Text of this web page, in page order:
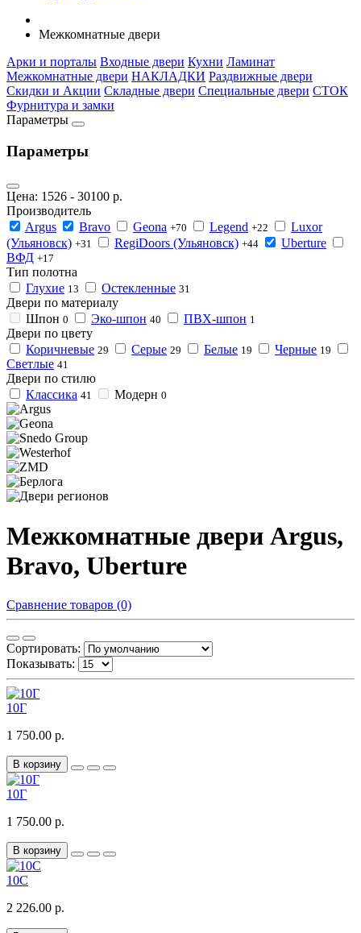
Межкомнатные двери
Арки и порталы Входные двери Кухни Ламинат
Межкомнатные двери НАКЛАДКИ Раздвижные двери
Скидки и Акции Складные двери Специальные двери СТОК
Фурнитура и замки
Параметры
Параметры
Цена: 1526 - 30100 р.
Производитель
Argus
Bravo Geona +70 Legend +22
Luxor
(Ульяновск) +31 RegiDoоrs (Ульяновск) +44
Uberture
ВФД +17
Тип полотна
Глухие 13 Остекленные 31
Двери по материалу
Шпон 0 Эко-шпон 40 ПВХ-шпон 1
Двери по цвету
Коричневые 29 Серые 29 Белые 19 Черные 19
Светлые 41
Двери по стилю
Классика 41 Модерн 0
Межкомнатные двери Argus,
Bravo, Uberture
Сравнение товаров (0)
Сортировать:
Показывать:
10Г
1 750.00 р.
В корзину
10Г
1 750.00 р.
В корзину
10С
2 226.00 р.